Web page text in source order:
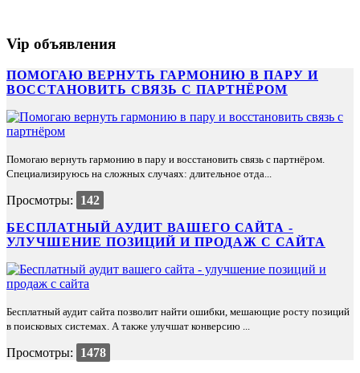
Vip объявления
ПОМОГАЮ ВЕРНУТЬ ГАРМОНИЮ В ПАРУ И
ВОССТАНОВИТЬ СВЯЗЬ С ПАРТНЁРОМ
Помогаю вернуть гармонию в пару и восстановить связь с партнёром.
Специализируюсь на сложных случаях: длительное отда...
Просмотры:
142
БЕСПЛАТНЫЙ АУДИТ ВАШЕГО САЙТА -
УЛУЧШЕНИЕ ПОЗИЦИЙ И ПРОДАЖ С САЙТА
Бесплатный аудит сайта позволит найти ошибки, мешающие росту позиций
в поисковых системах. А также улучшат конверсию ...
Просмотры: 1478